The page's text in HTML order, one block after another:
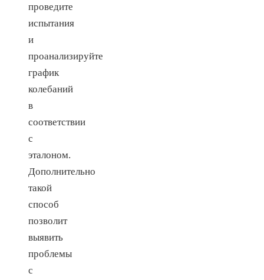
проведите
испытания
и
проанализируйте
график
колебаний
в
соответствии
с
эталоном.
Дополнительно
такой
способ
позволит
выявить
проблемы
с